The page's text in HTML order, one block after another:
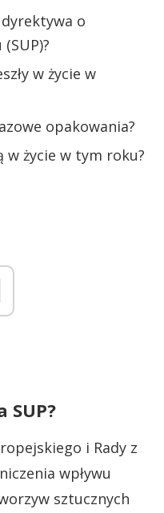
o
w życie w
opakowania?
w życie w tym roku?
SUP?
i Rady z
wpływu
sztucznych